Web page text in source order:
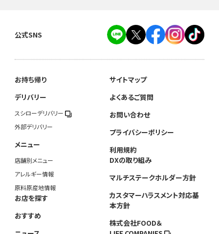
公式SNS
お持ち帰り
デリバリー
スシローデリバリー
外部デリバリー
メニュー
店舗別メニュー
アレルギー情報
原料原産地情報
お店を探す
おすすめ
サイトマップ
よくあるご質問
お問い合わせ
プライバシーポリシー
利用規約
DXの取り組み
マルチステークホルダー方針
カスタマーハラスメント対応基
本方針
株式会社FOOD＆